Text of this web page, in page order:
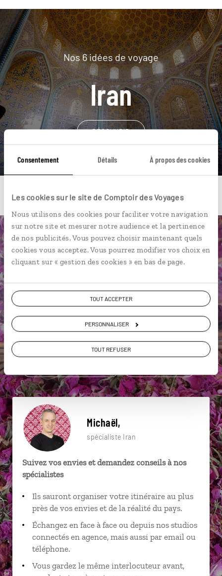
Consentement Détails À propos des cookies
Les cookies sur le site de Comptoir des Voyages
Nous utilisons des cookies pour faciliter votre navigation
sur notre site et mesurer notre audience et la pertinence
de nos publicités. Vous pouvez choisir maintenant quels
cookies vous acceptez. Vous pourrez modifier vos choix en
cliquant sur « gestion des cookies » en bas de page.
TOUT ACCEPTER
PERSONNALISER
TOUT REFUSER
Nos 6 idées de voyage
Iran
DÉCOUVRIR
Une envie de voyage
particulière ?
Bazar royal d’Ispahan
Bazar-e Vakil
Michaël,
spécialiste Iran
Suivez vos envies et demandez conseils à nos
spécialistes
Ils sauront organiser votre itinéraire au plus
près de vos envies et de la réalité du pays.
Échangez en face à face ou depuis nos studios
connectés en agence, mais aussi par email ou
téléphone.
Vous gardez le même interlocuteur avant,